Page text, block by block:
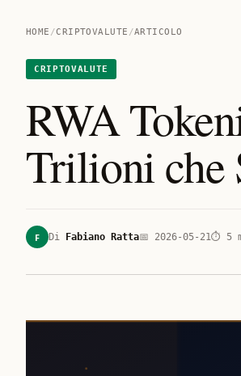
HOME /CRIPTOVALUTE /ARTICOLO
CRIPTOVALUTE
RWA
Trilioni che
F Di Fabiano Ratta📅 2026-05-21⏱ 5